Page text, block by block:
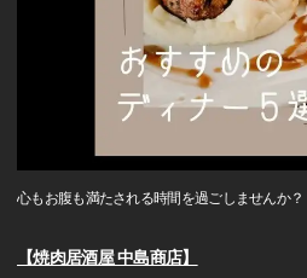
心もお腹も満たされる時間を過ごしませんか？
【焼肉居酒屋 中島商店】